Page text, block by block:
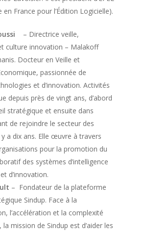
en France pour l’Édition Logicielle).
– Directrice veille,
culture innovation – Malakoff
Docteur en Veille et
passionnée de
et d’innovation. Activités
depuis près de vingt ans, d’abord
stratégique et ensuite dans
de rejoindre le secteur des
y a dix ans. Elle œuvre à travers
pour la promotion du
des systèmes d’intelligence
d’innovation.
– Fondateur de la plateforme
Sindup. Face à la
l’accélération et la complexité
la mission de Sindup est d’aider les